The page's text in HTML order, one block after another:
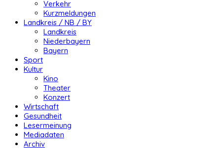
Verkehr
Kurzmeldungen
Landkreis / NB / BY
Landkreis
Niederbayern
Bayern
Sport
Kultur
Kino
Theater
Konzert
Wirtschaft
Gesundheit
Lesermeinung
Mediadaten
Archiv